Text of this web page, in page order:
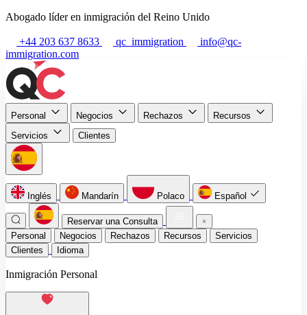
Abogado líder en inmigración del Reino Unido
+44 203 637 8633 qc_immigration
info@qc-
immigration.com
Personal Negocios Rechazos
Recursos
Servicios
Clientes
Inglés Mandarín Polaco Español
Reservar una Consulta
Personal
Negocios Rechazos Recursos
Servicios
Clientes
Idioma
Inmigración Personal